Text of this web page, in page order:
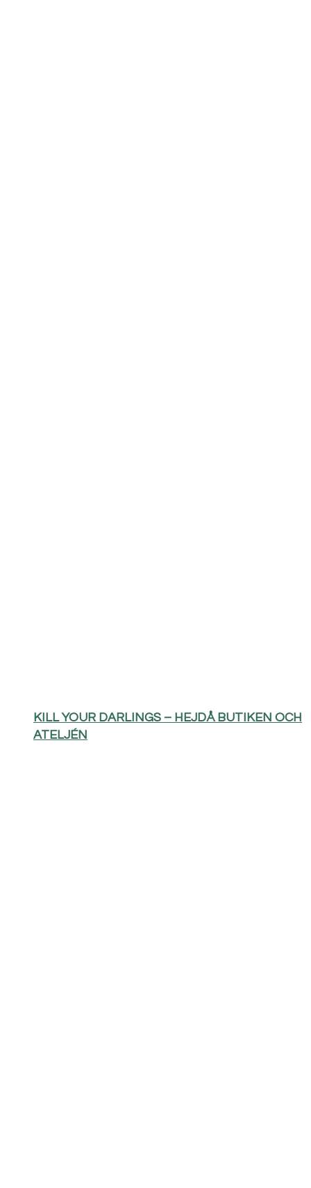
KILL YOUR DARLINGS – HEJDÅ BUTIKEN OCH
ATELJÉN